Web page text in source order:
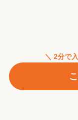
＼ 2分で